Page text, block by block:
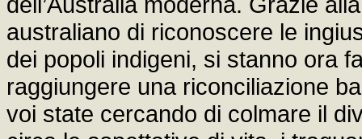
australiano di riconoscere le
dei popoli indigeni, si stanno ora
raggiungere una riconciliazione
voi state cercando di colmare il